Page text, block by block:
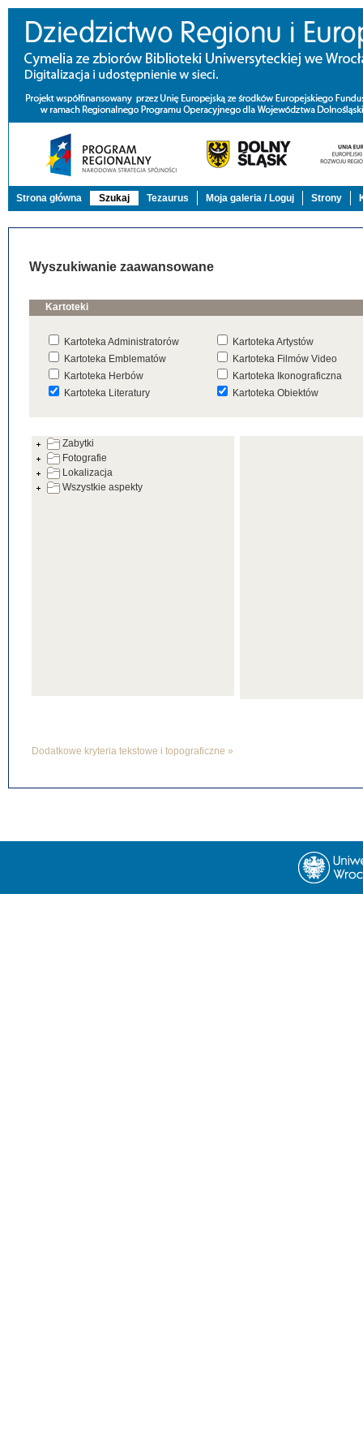
Strona główna Szukaj Tezaurus Moja galeria / Loguj Strony
Wyszukiwanie zaawansowane
Kartoteki
Kartoteka Administratorów
Kartoteka Artystów
Kartoteka Emblematów
Kartoteka Filmów Video
Kartoteka Herbów
Kartoteka Ikonograficzna
Kartoteka Literatury
Kartoteka Obiektów
Kartoteka Warsztatów
Kartoteka Zabytków
Zabytki
Fotografie
Lokalizacja
Wszystkie aspekty
Dodatkowe kryteria tekstowe i topograficzne »